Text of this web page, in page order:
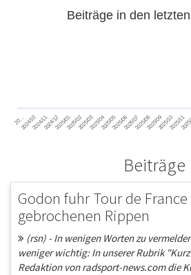
Beiträge in den
20…2024/102024/112024/122025/012025/022025/032025/042025/052025/062025/072025/082025/092025/102025/11
Beiträge
Godon fuhr Tour de
gebrochenen Rippen
(rsn) - In wenigen Worten zu
weniger wichtig: In unserer Rubrik
Redaktion von radsport-news.com die